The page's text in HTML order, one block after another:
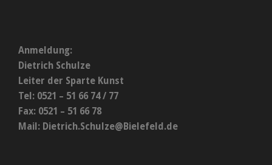
Anmeldung:
Dietrich Schulze
Leiter der Sparte Kunst
Tel: 0521 – 51 66 74 / 77
Fax: 0521 – 51 66 78
Mail: Dietrich.Schulze@Bielefeld.de